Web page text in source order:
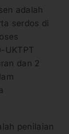
adalah
serdos di
UKTPT
dan 2
penilaian